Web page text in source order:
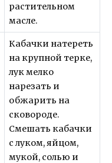
растительном
масле.
Кабачки натереть
на крупной терке,
лук мелко
нарезать и
обжарить на
сковороде.
Смешать кабачки
с луком, яйцом,
мукой, солью и